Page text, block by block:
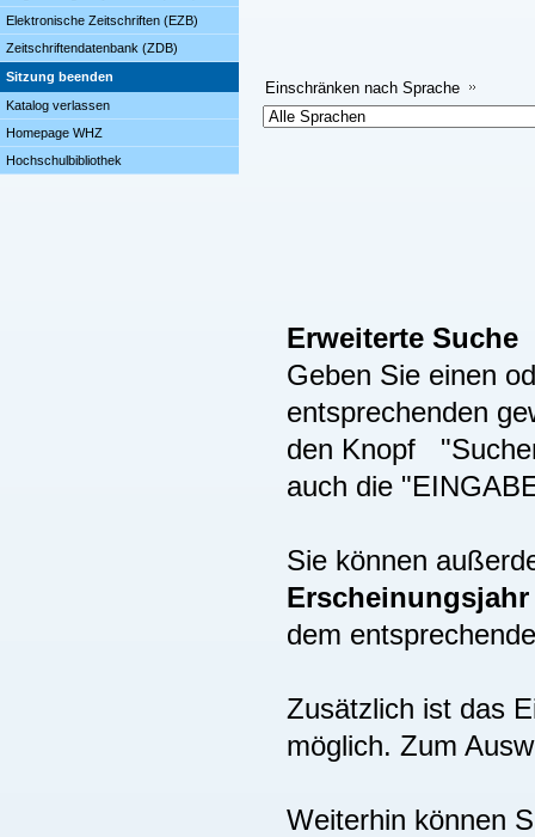
Elektronische Zeitschriften (EZB)
Zeitschriftendatenbank (ZDB)
Sitzung beenden
Katalog verlassen
Homepage WHZ
Hochschulbibliothek
Einschränken nach Sprache
Erweiterte Suche
Geben Sie einen
entsprechenden
den Knopf
auch die
Sie können
dem
Zusätzlich ist das
möglich. Zum
Weiterhin können